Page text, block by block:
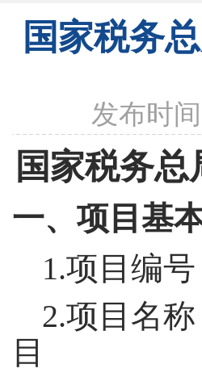
国家税务
发布时
国家税务
一、项目基
1.项目编
2.项目名称
目